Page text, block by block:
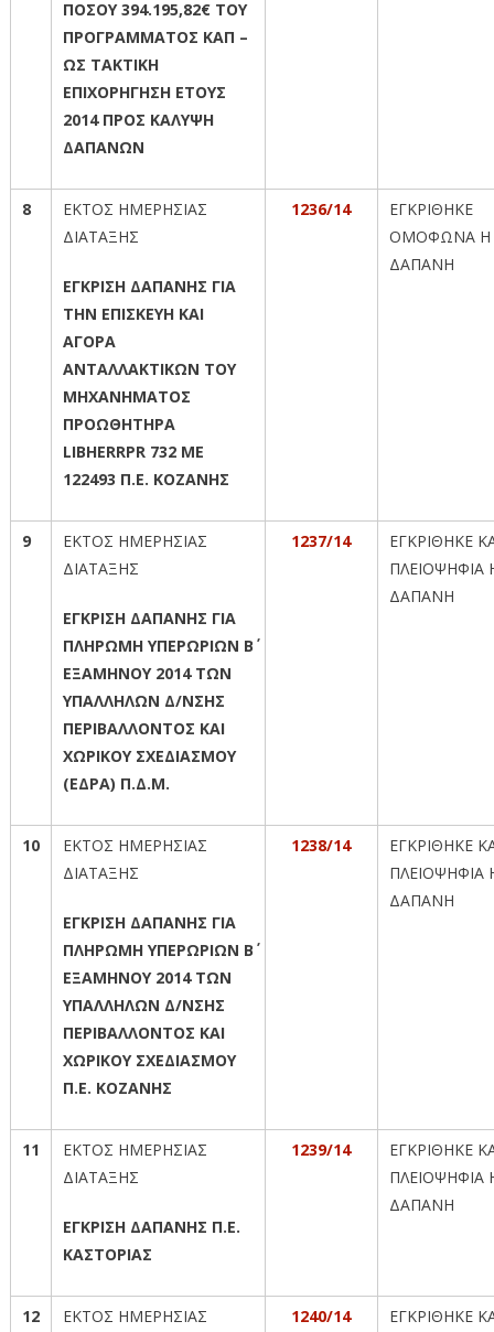
ΠΟΣΟΥ 394.195,82€ ΤΟΥ
ΠΡΟΓΡΑΜΜΑΤΟΣ ΚΑΠ –
ΩΣ ΤΑΚΤΙΚΗ
ΕΠΙΧΟΡΗΓΗΣΗ ΕΤΟΥΣ
2014 ΠΡΟΣ ΚΑΛΥΨΗ
ΔΑΠΑΝΩΝ
8
ΕΚΤΟΣ ΗΜΕΡΗΣΙΑΣ
ΔΙΑΤΑΞΗΣ
ΕΓΚΡΙΣΗ ΔΑΠΑΝΗΣ ΓΙΑ
ΤΗΝ ΕΠΙΣΚΕΥΗ ΚΑΙ
ΑΓΟΡΑ
ΑΝΤΑΛΛΑΚΤΙΚΩΝ ΤΟΥ
ΜΗΧΑΝΗΜΑΤΟΣ
ΠΡΟΩΘΗΤΗΡΑ
LIBHERRPR732 ME
122493 Π.Ε. ΚΟΖΑΝΗΣ
1236/14
ΕΓΚΡΙΘΗΚΕ
ΟΜΟΦΩΝΑ Η
ΔΑΠΑΝΗ
9
ΕΚΤΟΣ ΗΜΕΡΗΣΙΑΣ
ΔΙΑΤΑΞΗΣ
ΕΓΚΡΙΣΗ ΔΑΠΑΝΗΣ ΓΙΑ
ΠΛΗΡΩΜΗ ΥΠΕΡΩΡΙΩΝ Β΄
ΕΞΑΜΗΝΟΥ 2014 ΤΩΝ
ΥΠΑΛΛΗΛΩΝ Δ/ΝΣΗΣ
ΠΕΡΙΒΑΛΛΟΝΤΟΣ ΚΑΙ
ΧΩΡΙΚΟΥ ΣΧΕΔΙΑΣΜΟΥ
(ΕΔΡΑ) Π.Δ.Μ.
1237/14
ΕΓΚΡΙΘΗΚΕ
ΠΛΕΙΟΨΗΦΙΑ
ΔΑΠΑΝΗ
10
ΕΚΤΟΣ ΗΜΕΡΗΣΙΑΣ
ΔΙΑΤΑΞΗΣ
ΕΓΚΡΙΣΗ ΔΑΠΑΝΗΣ ΓΙΑ
ΠΛΗΡΩΜΗ ΥΠΕΡΩΡΙΩΝ Β΄
ΕΞΑΜΗΝΟΥ 2014 ΤΩΝ
ΥΠΑΛΛΗΛΩΝ Δ/ΝΣΗΣ
ΠΕΡΙΒΑΛΛΟΝΤΟΣ ΚΑΙ
ΧΩΡΙΚΟΥ ΣΧΕΔΙΑΣΜΟΥ
Π.Ε. ΚΟΖΑΝΗΣ
1238/14
ΕΓΚΡΙΘΗΚΕ
ΠΛΕΙΟΨΗΦΙΑ
ΔΑΠΑΝΗ
11
ΕΚΤΟΣ ΗΜΕΡΗΣΙΑΣ
ΔΙΑΤΑΞΗΣ
ΕΓΚΡΙΣΗ ΔΑΠΑΝΗΣ Π.Ε.
ΚΑΣΤΟΡΙΑΣ
1239/14
ΕΓΚΡΙΘΗΚΕ
ΠΛΕΙΟΨΗΦΙΑ
ΔΑΠΑΝΗ
12
ΕΚΤΟΣ ΗΜΕΡΗΣΙΑΣ
1240/14
ΕΓΚΡΙΘΗΚΕ